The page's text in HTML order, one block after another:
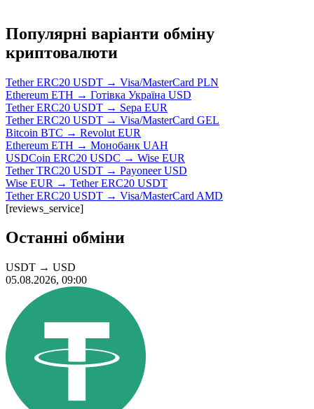
Популярні варіанти обміну
криптовалюти
Tether ERC20 USDT → Visa/MasterCard PLN
Ethereum ETH → Готівка Україна USD
Tether ERC20 USDT → Sepa EUR
Tether ERC20 USDT → Visa/MasterCard GEL
Bitcoin BTC → Revolut EUR
Ethereum ETH → Монобанк UAH
USDCoin ERC20 USDC → Wise EUR
Tether TRC20 USDT → Payoneer USD
Wise EUR → Tether ERC20 USDT
Tether ERC20 USDT → Visa/MasterCard AMD
[reviews_service]
Останні обміни
USDT → USD
05.08.2026, 09:00